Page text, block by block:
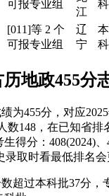
可报专业组
江
科
[011]等 2 个
可报专业组
辽
宁
本
科
历地政455分
为455分，对应
数148，在已知省排
得分：408(2024)、
录取时看最低排名会
超过本科批37分，